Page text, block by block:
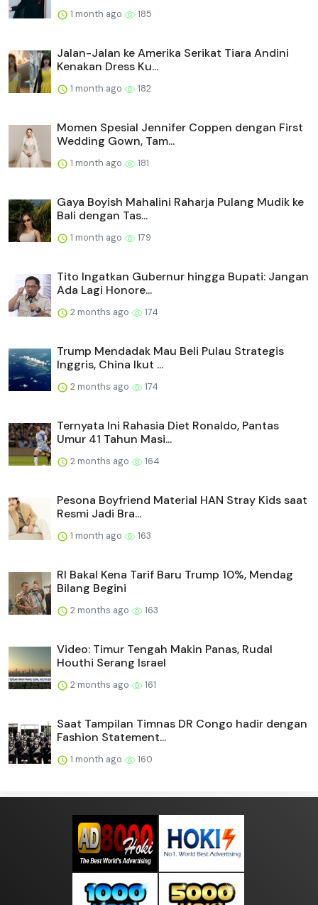
1 month ago 185
Jalan-Jalan ke Amerika Serikat Tiara Andini
Kenakan Dress Ku...
1 month ago 182
Momen Spesial Jennifer Coppen dengan First
Wedding Gown, Tam...
1 month ago 181
Gaya Boyish Mahalini Raharja Pulang Mudik ke
Bali dengan Tas...
1 month ago 179
Tito Ingatkan Gubernur hingga Bupati: Jangan
Ada Lagi Honore...
2 months ago 174
Trump Mendadak Mau Beli Pulau Strategis
Inggris, China Ikut ...
2 months ago 174
Ternyata Ini Rahasia Diet Ronaldo, Pantas
Umur 41 Tahun Masi...
2 months ago 164
Pesona Boyfriend Material HAN Stray Kids saat
Resmi Jadi Bra...
1 month ago 163
RI Bakal Kena Tarif Baru Trump 10%, Mendag
Bilang Begini
2 months ago 163
Video: Timur Tengah Makin Panas, Rudal
Houthi Serang Israel
2 months ago 161
Saat Tampilan Timnas DR Congo hadir dengan
Fashion Statement...
1 month ago 160